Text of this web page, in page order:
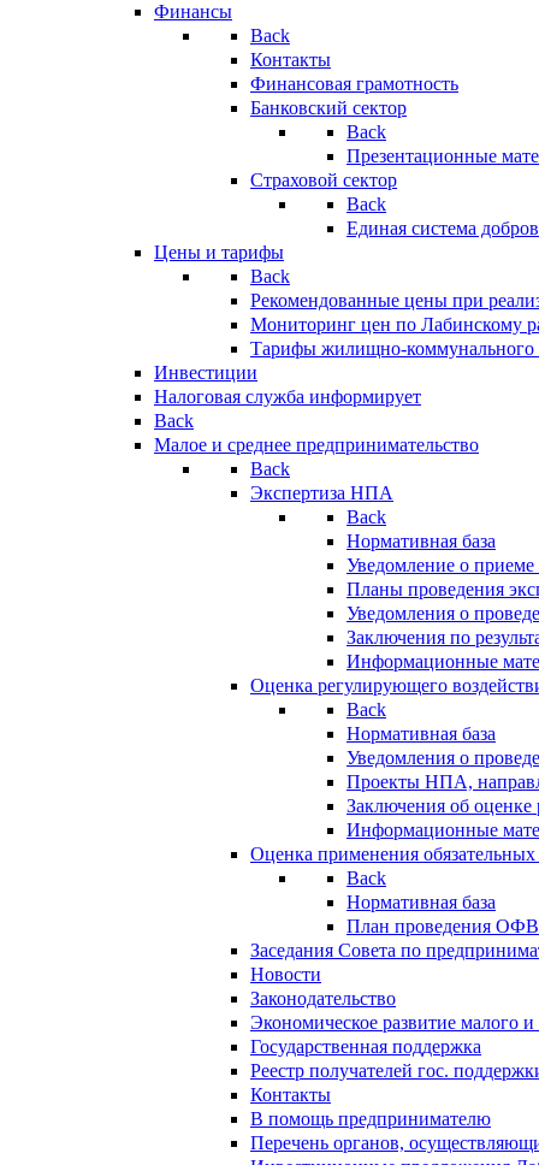
Финансы
Back
Контакты
Финансовая грамотность
Банковский сектор
Back
Презентационные
Страховой сектор
Back
Единая система
Цены и тарифы
Back
Рекомендованные цены при
Мониторинг цен по Лабинскому
Тарифы жилищно-коммунального
Инвестиции
Налоговая служба информирует
Back
Малое и среднее предпринимательство
Back
Экспертиза НПА
Back
Нормативная база
Уведомление о
Планы проведения
Уведомления о
Заключения по
Информационные
Оценка регулирующего
Back
Нормативная база
Уведомления о
Проекты НПА,
Заключения об
Информационные
Оценка применения
Back
Нормативная база
План проведения
Заседания Совета по
Новости
Законодательство
Экономическое развитие малого и
Государственная поддержка
Реестр получателей гос.
Контакты
В помощь предпринимателю
Перечень органов,